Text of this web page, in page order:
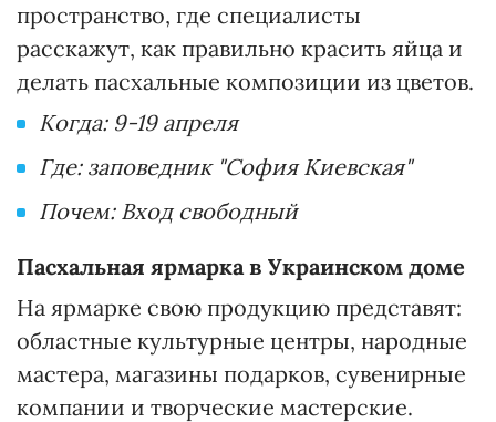
пространство, где специалисты
расскажут, как правильно красить яйца и
делать пасхальные композиции из цветов.
Когда: 9-19 апреля
Где: заповедник "София Киевская"
Почем: Вход свободный
Пасхальная ярмарка в Украинском доме
На ярмарке свою продукцию представят:
областные культурные центры, народные
мастера, магазины подарков, сувенирные
компании и творческие мастерские.